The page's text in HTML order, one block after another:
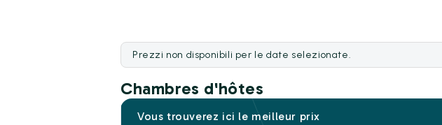
Prezzi non disponibili per le date selezionate.
Chambres d'hôtes
Vous trouverez ici le meilleur prix